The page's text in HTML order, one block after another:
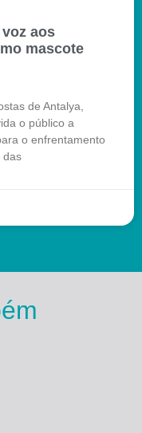
aos
mascote
de Antalya,
o público a
o enfrentamento
das